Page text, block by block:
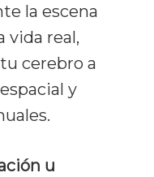
la escena
vida real,
cerebro a
y
u